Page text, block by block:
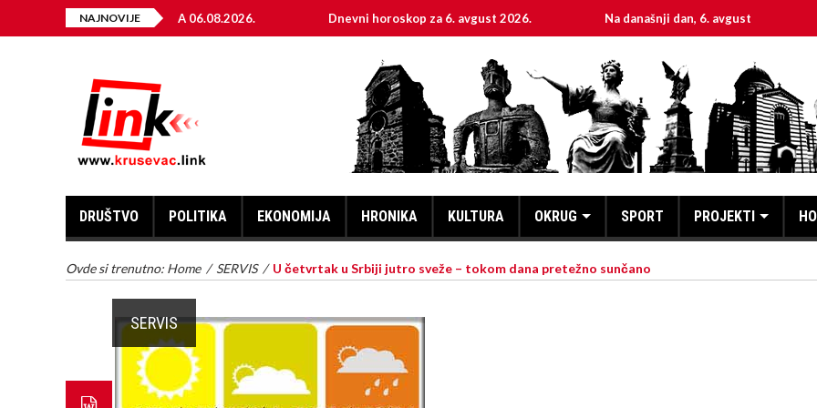
NAJNOVIJE
ENERGIJE ZA 06.08.2026. Dnevni horoskop za 6. avgust 2026. Na današnji dan, 6. avgust
DRUŠTVO POLITIKA EKONOMIJA HRONIKA KULTURA OKRUG SPORT PROJEKTI
Ovde si trenutno: Home / SERVIS / U četvrtak u Srbiji jutro sveže – tokom dana pretežno sunčano
SERVIS